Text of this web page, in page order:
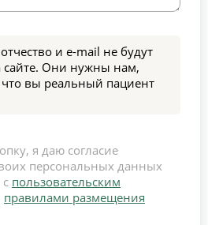
и e-mail не будут
сайте. Они нужны нам,
что вы реальный пациент
я даю согласие
персональных данных
пользовательским
правилами размещения